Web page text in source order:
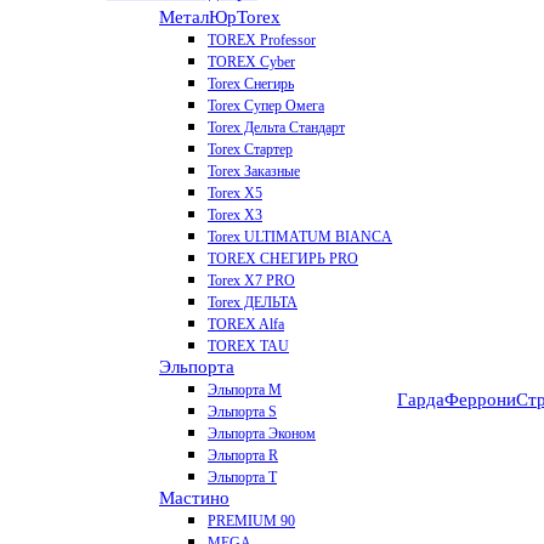
МеталЮрTorex
TOREX Professor
TOREX Cyber
Torex Снегирь
Torex Супер Омега
Torex Дельта Стандарт
Torex Стартер
Torex Заказные
Torex Х5
Torex Х3
Torex ULTIMATUM BIANCA
TOREX СНЕГИРЬ PRO
Torex X7 PRO
Torex ДЕЛЬТА
TOREX Alfa
TOREX TAU
Эльпорта
Эльпорта M
Эльпорта S
Эльпорта Эконом
Эльпорта R
Эльпорта Т
Мастино
PREMIUM 90
ГардаФеррони